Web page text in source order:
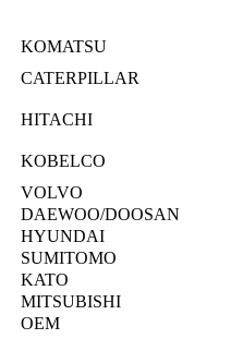
KOMATSU
CATERPILLAR
HITACHI
KOBELCO
VOLVO
DAEWOO/DOOSAN
HYUNDAI
SUMITOMO
KATO
MITSUBISHI
OEM